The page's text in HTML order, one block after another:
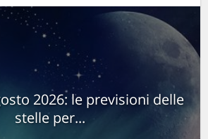
2026: le previsioni delle
stelle per...